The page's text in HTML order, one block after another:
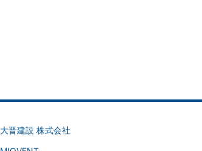
大晋建設 株式会社